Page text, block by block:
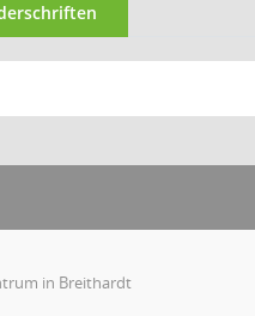
in Breithardt